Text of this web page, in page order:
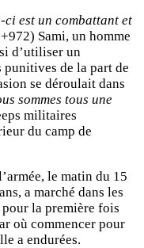
ci est un combattant et
Sami, un homme
d’utiliser un
punitives de la part de
se déroulait dans
sommes tous une
militaires
du camp de
le matin du 15
a marché dans les
pour la première fois
où commencer pour
a endurées.